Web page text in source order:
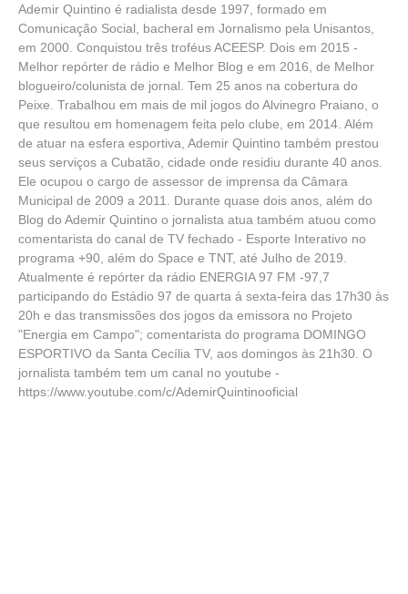
Ademir Quintino é radialista desde 1997, formado em
Comunicação Social, bacheral em Jornalismo pela Unisantos,
em 2000. Conquistou três troféus ACEESP. Dois em 2015 -
Melhor repórter de rádio e Melhor Blog e em 2016, de Melhor
blogueiro/colunista de jornal. Tem 25 anos na cobertura do
Peixe. Trabalhou em mais de mil jogos do Alvinegro Praiano, o
que resultou em homenagem feita pelo clube, em 2014. Além
de atuar na esfera esportiva, Ademir Quintino também prestou
seus serviços a Cubatão, cidade onde residiu durante 40 anos.
Ele ocupou o cargo de assessor de imprensa da Câmara
Municipal de 2009 a 2011. Durante quase dois anos, além do
Blog do Ademir Quintino o jornalista atua também atuou como
comentarista do canal de TV fechado - Esporte Interativo no
programa +90, além do Space e TNT, até Julho de 2019.
Atualmente é repórter da rádio ENERGIA 97 FM -97,7
participando do Estádio 97 de quarta á sexta-feira das 17h30 às
20h e das transmissões dos jogos da emissora no Projeto
"Energia em Campo"; comentarista do programa DOMINGO
ESPORTIVO da Santa Cecília TV, aos domingos às 21h30. O
jornalista também tem um canal no youtube -
https://www.youtube.com/c/AdemirQuintinooficial